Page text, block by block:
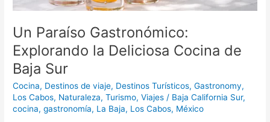
Un Paraíso Gastronómico:
Explorando la Deliciosa Cocina de
Baja Sur
Cocina, Destinos de viaje, Destinos Turísticos,Gastronomy,
Los Cabos, Naturaleza,Turismo,Viajes / Baja California Sur,
cocina,gastronomía, La Baja, Los Cabos, México